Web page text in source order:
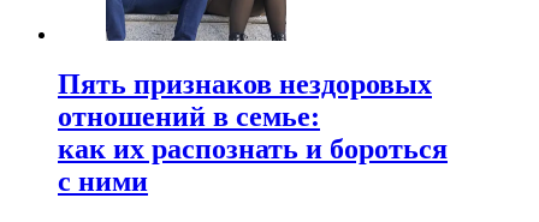
Пять признаков нездоровых
отношений в семье:
как их распознать и бороться
с ними